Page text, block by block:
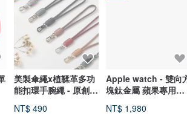
美製傘繩x植鞣革多功
能扣環手腕繩 - 原創設
NT$ 490
Apple watch - 雙向
塊鈦金屬 蘋果專用錶
NT$ 1,980